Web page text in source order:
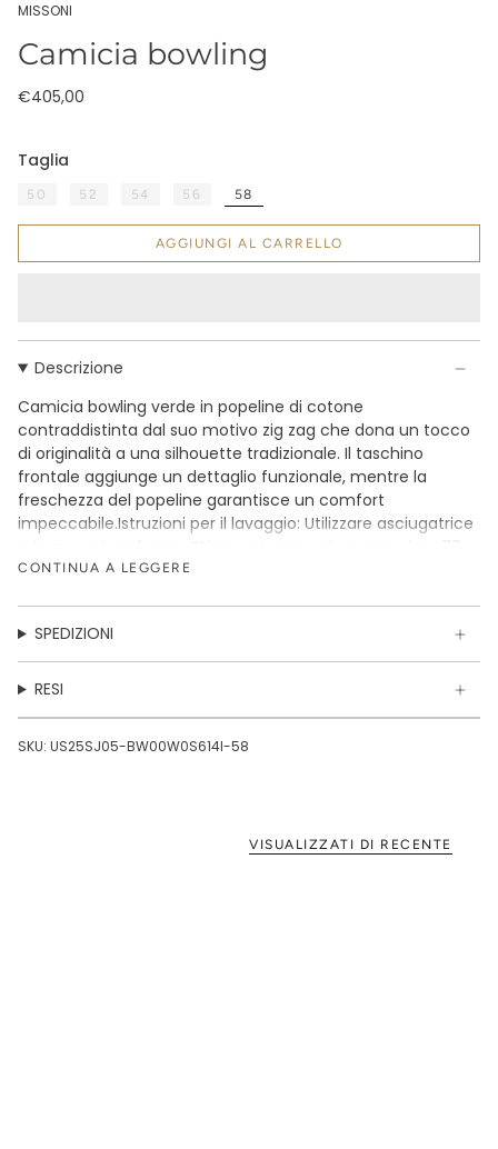
MISSONI
Camicia bowling
€405,00
Taglia
50 52 54 56 58
AGGIUNGI AL CARRELLO
Descrizione
Camicia bowling verde in popeline di cotone
contraddistinta dal suo motivo zig zag che dona un tocco
di originalità a una silhouette tradizionale. Il taschino
frontale aggiunge un dettaglio funzionale, mentre la
freschezza del popeline garantisce un comfort
impeccabile.Istruzioni per il lavaggio: Utilizzare asciugatrice
°C; Non lavare a secco; Non trattare con cloro; Lavare
CONTINUA A LEGGERE
SPEDIZIONI
RESI
SKU: US25SJ05-BW00W0S614I-58
VISUALIZZATI DI RECENTE